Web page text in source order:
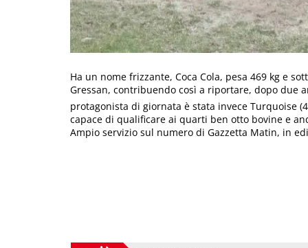
Ha un nome frizzante, Coca Cola, pesa 469 kg e
Gressan, contribuendo così a riportare, dopo due
protagonista di giornata è stata invece Turquoise
capace di qualificare ai quarti ben otto bovine e
Ampio servizio sul numero di Gazzetta Matin, in